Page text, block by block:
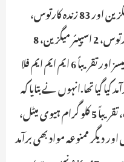
گئی اطلاع پر ایک اسالٹ رائفل، 3 میگزین اور 83 زندہ کارتوس،
ایک پستول، 8 زندہ کارتوس، 2 خالی کارتوس، 2 اسپیئر میگزین، 8
بڑے سوٹ کیس، 4 چھوٹے سوٹ کیسز اور تقریباً 6 ایم ایم ایم فلا
گیا تھا.انہوں نے بتایا کہ
بیٹریوں کے ساتھ 20 ٹائمر، 24 ریموٹ، تقریباً 5 کلو گرام ہیوی میٹل،
دیگر ممنوعہ مواد بھی برآمد